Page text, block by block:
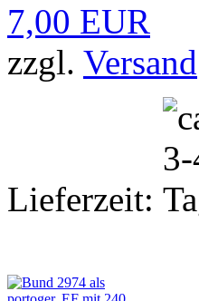
7,00 EUR
zzgl. Versand
Lieferzeit: